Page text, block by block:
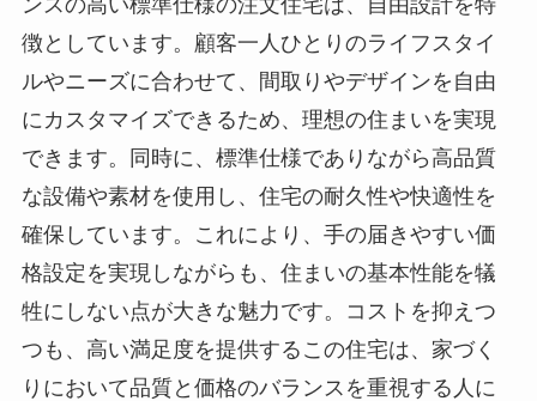
徴としています。顧客一人ひとりのライフスタイ
ルやニーズに合わせて、間取りやデザインを自由
にカスタマイズできるため、理想の住まいを実現
できます。同時に、標準仕様でありながら高品質
な設備や素材を使用し、住宅の耐久性や快適性を
確保しています。これにより、手の届きやすい価
格設定を実現しながらも、住まいの基本性能を犠
牲にしない点が大きな魅力です。コストを抑えつ
つも、高い満足度を提供するこの住宅は、家づく
りにおいて品質と価格のバランスを重視する人に